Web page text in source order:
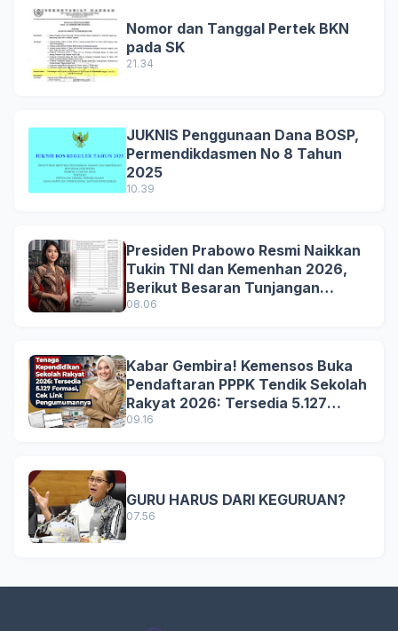
Nomor dan Tanggal Pertek BKN
pada SK
21.34
JUKNIS Penggunaan Dana BOSP,
Permendikdasmen No 8 Tahun
2025
10.39
Presiden Prabowo Resmi Naikkan
Tukin TNI dan Kemenhan 2026,
Berikut Besaran Tunjangan
Terbaru
08.06
Kabar Gembira! Kemensos Buka
Pendaftaran PPPK Tendik Sekolah
Rakyat 2026: Tersedia 5.127
Formasi, Simak Syarat dan
09.16
GURU HARUS DARI KEGURUAN?
07.56